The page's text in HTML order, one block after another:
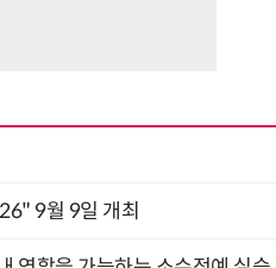
9월 9일 개최